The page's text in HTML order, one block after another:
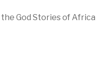
God Stories of Africa